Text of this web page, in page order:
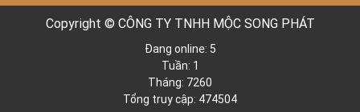
Copyright © CÔNG TY TNHH MỘC SONG PHÁT
Đang online: 5
Tuần: 1
Tháng: 7260
Tổng truy cập: 474504